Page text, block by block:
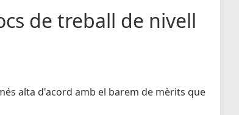
de treball de nivell
alta d'acord amb el barem de mèrits que